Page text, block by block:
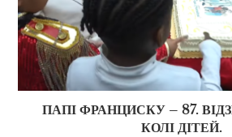
ПАПІ ФРАНЦИСКУ – 87.
КОЛІ ДІТЕЙ.